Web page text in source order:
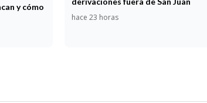
y cómo
hace 23 horas